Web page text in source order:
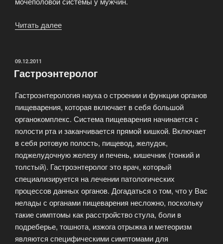
Читать далее
медицинское
ОПУБЛИКОВАНО
09.12.2011
Гастроэнтеролог
Гастроэнтерология наука о строении и функции органов
пищеварения, которая включает в себя большой
органокомплекс. Система пищеварения начинается с
полости рта и заканчивается прямой кишкой. Включает
в себя ротовую полость, пищевод, желудок,
поджелудочную железу и печень, кишечник (тонкий и
толстый). Гастроэнтеролог это врач, который
специализируется на лечении патологических
процессов данных органов. Догадаться о том, что у Вас
нелады с органами пищеварения несложно, поскольку
такие симптомы как расстройство стула, боли в
подреберье, тошнота, изжога отрыжка и метеоризм
являются специфическими симптомами для